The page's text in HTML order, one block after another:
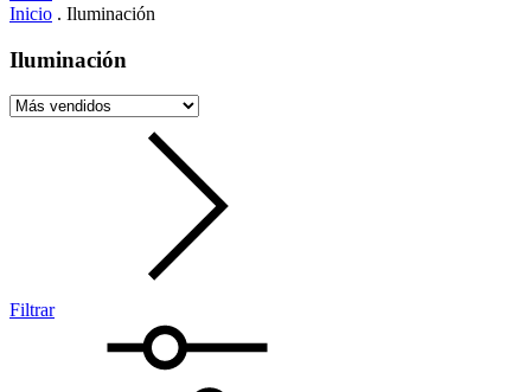
Inicio . Iluminación
Iluminación
Filtrar